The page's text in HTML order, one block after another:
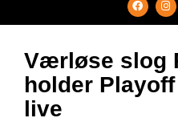
Værløse slog
holder
live